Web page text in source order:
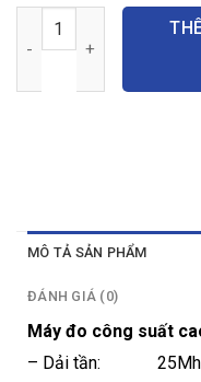
Máy đo công suất RF
MÔ TẢ SẢN PHẨM
ĐÁNH GIÁ (0)
Máy đo công suất
– Dải tần: 25Mhz